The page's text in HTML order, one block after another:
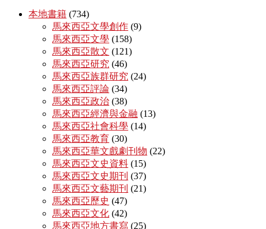
本地書籍 (734)
馬來西亞文學創作 (9)
馬來西亞文學 (158)
馬來西亞散文 (121)
馬來西亞研究 (46)
馬來西亞族群研究 (24)
馬來西亞評論 (34)
馬來西亞政治 (38)
馬來西亞經濟與金融 (13)
馬來西亞社會科學 (14)
馬來西亞教育 (30)
馬來西亞華文戲劇刊物 (22)
馬來西亞文史資料 (15)
馬來西亞文史期刊 (37)
馬來西亞文藝期刊 (21)
馬來西亞歷史 (47)
馬來西亞文化 (42)
馬來西亞地方書寫 (25)